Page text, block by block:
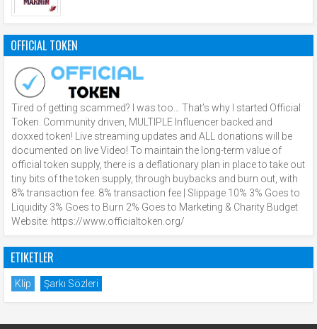
OFFICIAL TOKEN
Tired of getting scammed? I was too… That’s why I started Official
Token. Community driven, MULTIPLE Influencer backed and
doxxed token! Live streaming updates and ALL donations will be
documented on live Video! To maintain the long-term value of
official token supply, there is a deflationary plan in place to take out
tiny bits of the token supply, through buybacks and burn out, with
8% transaction fee. 8% transaction fee | Slippage 10% 3% Goes to
Liquidity 3% Goes to Burn 2% Goes to Marketing & Charity Budget
Website: https://www.officialtoken.org/
ETIKETLER
Klip Şarkı Sözleri